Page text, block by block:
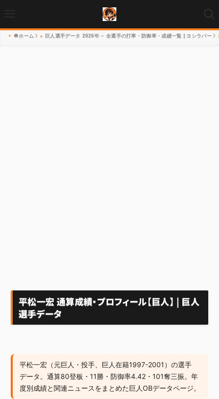
ホーム 巨人選手データ 2026年 – 全選手の打率・防御率・成績一覧 | ヨシラバー
平松一宏 通算成績・プロフィール【巨人】 | 巨人
選手データ
平松一宏（元巨人・投手、巨人在籍1997-2001）の選手
データ。通算80登板・11勝・防御率4.42・101奪三振。年
度別成績と関連ニュースをまとめた巨人OBデータページ。